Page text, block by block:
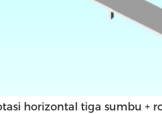
horizontal tiga sumbu +